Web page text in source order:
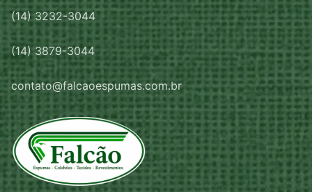
(14) 3232-3044
(14) 3879-3044
contato@falcaoespumas.com.br